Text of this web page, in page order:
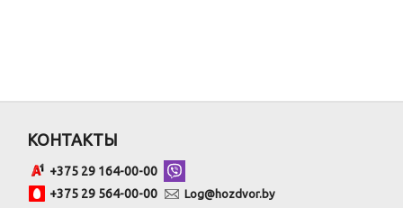
КОНТАКТЫ
+375 29 164-00-00
+375 29 564-00-00
Log@hozdvor.by